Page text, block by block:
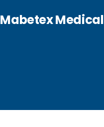
Mabetex Medical